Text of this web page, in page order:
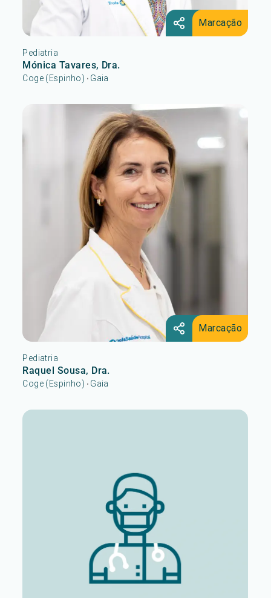
Marcação
Pediatria
Mónica Tavares, Dra.
Coge (Espinho) • Gaia
Marcação
Pediatria
Raquel Sousa, Dra.
Coge (Espinho) • Gaia